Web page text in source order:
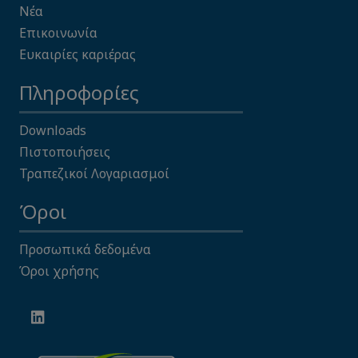
Νέα
Επικοινωνία
Ευκαιρίες καριέρας
Πληροφορίες
Downloads
Πιστοποιήσεις
Τραπεζικοί Λογαριασμοί
Όροι
Προσωπικά δεδομένα
Όροι χρήσης